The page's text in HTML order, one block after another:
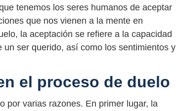
tenemos los seres humanos de aceptar
que nos vienen a la mente en
la aceptación se refiere a la capacidad
ser querido, así como los sentimientos y
el proceso de duelo
por varias razones. En primer lugar, la